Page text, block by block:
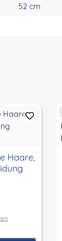
52 cm
Haare,